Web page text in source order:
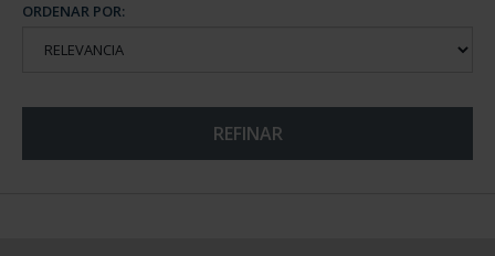
ORDENAR POR:
REFINAR